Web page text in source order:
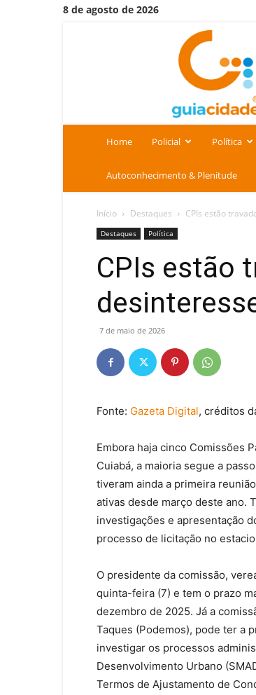
8 de agosto de 2026
Home Policial Política
Autoconhecimento & Plenitude
Início Destaques CPIs estão
Destaques Política
CPIs estão
7 de maio de 2026
Fonte: Gazeta Digital, créditos
Embora haja cinco Comissões
Cuiabá, a maioria segue a
tiveram ainda a primeira
ativas desde março deste ano.
investigações e apresentação
processo de licitação no
O presidente da comissão,
quinta-feira (7) e tem o prazo
dezembro de 2025. Já a
Taques (Podemos), pode ter a
investigar os processos
Desenvolvimento Urbano
Termos de Ajustamento de